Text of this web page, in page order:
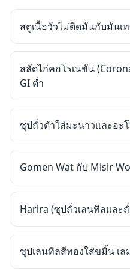
สตูเนื้อวัวไม่ติดมันกับมันเ
สลัดไก่คอโรเนชัน
GI ต่ำ
ซุปถั่วดำใส่มะนาวและอะ
Gomen Wat กับ Misir
Harira (ซุปถั่วเลนทิลและ
ซุปเลนทิลสีทองใส่ขมิ้น เล